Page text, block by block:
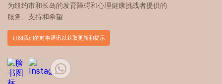
高功能自闭症是什么样子？
我怎么知道自己是不是自闭症？
自闭症患者有哪些可用资源？
ASD有哪些治疗和疗法？
自闭症患者能过上正常生活吗？
为纽约市和长岛的发育障碍和心理健康挑战者提供的
服务、支持和希望
订阅我们的时事通讯以获取更新和提示